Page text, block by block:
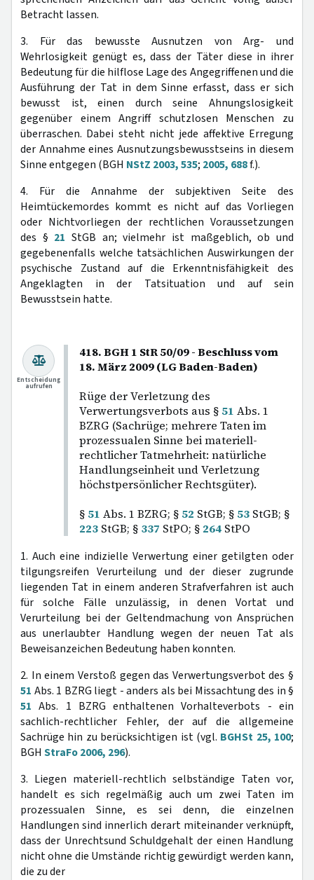
Betracht lassen.
3. Für das bewusste Ausnutzen von Arg- und
Wehrlosigkeit genügt es, dass der Täter diese in ihrer
Bedeutung für die hilflose Lage des Angegriffenen und die
Ausführung der Tat in dem Sinne erfasst, dass er sich
bewusst ist, einen durch seine Ahnungslosigkeit
gegenüber einem Angriff schutzlosen Menschen zu
überraschen. Dabei steht nicht jede affektive Erregung
der Annahme eines Ausnutzungsbewusstseins in diesem
Sinne entgegen (BGH NStZ 2003, 535; 2005, 688f.).
4. Für die Annahme der subjektiven Seite des
Heimtückemordes kommt es nicht auf das Vorliegen
oder Nichtvorliegen der rechtlichen Voraussetzungen
des § 21 StGB an; vielmehr ist maßgeblich, ob und
gegebenenfalls welche tatsächlichen Auswirkungen der
psychische Zustand auf die Erkenntnisfähigkeit des
Angeklagten in der Tatsituation und auf sein
Bewusstsein hatte.
418. BGH 1 StR 50/09 - Beschluss vom
18. März 2009 (LG Baden-Baden)
Rüge der Verletzung des
Verwertungsverbots aus § 51 Abs. 1
BZRG (Sachrüge; mehrere Taten im
prozessualen Sinne bei materiell-
rechtlicher Tatmehrheit: natürliche
Handlungseinheit und Verletzung
höchstpersönlicher Rechtsgüter).
§ 51 Abs. 1 BZRG; § 52 StGB; § 53 StGB; §
223 StGB; § 337 StPO; § 264 StPO
Entscheidung
aufrufen
1. Auch eine indizielle Verwertung einer getilgten oder
tilgungsreifen Verurteilung und der dieser zugrunde
liegenden Tat in einem anderen Strafverfahren ist auch
für solche Fälle unzulässig, in denen Vortat und
Verurteilung bei der Geltendmachung von Ansprüchen
aus unerlaubter Handlung wegen der neuen Tat als
Beweisanzeichen Bedeutung haben konnten.
2. In einem Verstoß gegen das Verwertungsverbot des §
51 Abs. 1 BZRG liegt - anders als bei Missachtung des in §
51 Abs. 1 BZRG enthaltenen Vorhalteverbots - ein
sachlich-rechtlicher Fehler, der auf die allgemeine
Sachrüge hin zu berücksichtigen ist (vgl. BGHSt 25, 100;
BGH StraFo 2006, 296).
3. Liegen materiell-rechtlich selbständige Taten vor,
handelt es sich regelmäßig auch um zwei Taten im
prozessualen Sinne, es sei denn, die einzelnen
Handlungen sind innerlich derart miteinander verknüpft,
dass der Unrechtsund Schuldgehalt der einen Handlung
nicht ohne die Umstände richtig gewürdigt werden kann,
die zu der